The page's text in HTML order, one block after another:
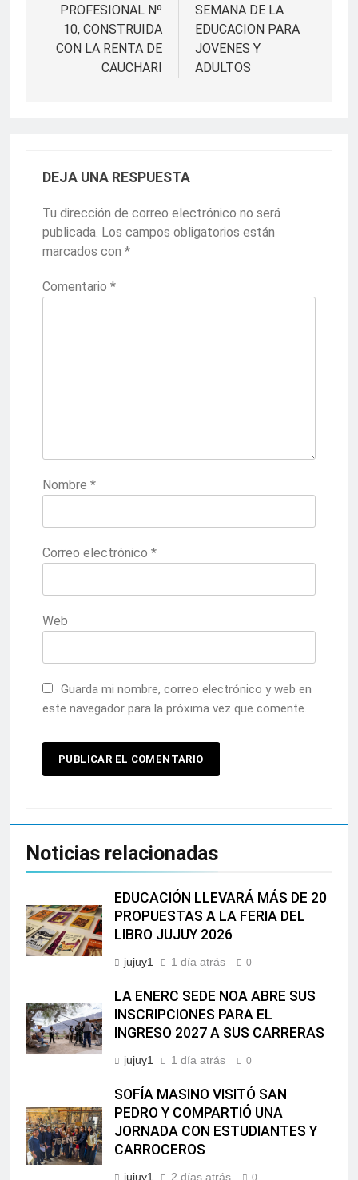
PROFESIONAL Nº
10, CONSTRUIDA
CON LA RENTA DE
CAUCHARI
SEMANA DE LA
EDUCACION PARA
JOVENES Y
ADULTOS
DEJA UNA RESPUESTA
Tu dirección de correo electrónico no será
publicada. Los campos obligatorios están
marcados con *
Comentario *
Nombre *
Correo electrónico *
Web
Guarda mi nombre, correo electrónico y web en
este navegador para la próxima vez que comente.
Noticias relacionadas
EDUCACIÓN LLEVARÁ MÁS DE 20
PROPUESTAS A LA FERIA DEL
LIBRO JUJUY 2026
jujuy1 1 día atrás 0
LA ENERC SEDE NOA ABRE SUS
INSCRIPCIONES PARA EL
INGRESO 2027 A SUS CARRERAS
jujuy1 1 día atrás 0
SOFÍA MASINO VISITÓ SAN
PEDRO Y COMPARTIÓ UNA
JORNADA CON ESTUDIANTES Y
CARROCEROS
jujuy1 2 días atrás